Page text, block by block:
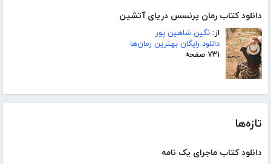
دانلود کتاب رمان پرنسس دریای آتشین
از: نگین شاهین پور
دانلود رایگان بهترین رمان‌ها
۷۳۱ صفحه
تازه‌ها
دانلود کتاب ماجرای یک نامه